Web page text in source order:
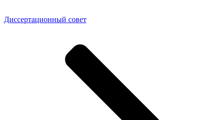
Диссертационный совет